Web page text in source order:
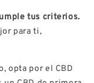
tus criterios.
para ti,
opta por el CBD